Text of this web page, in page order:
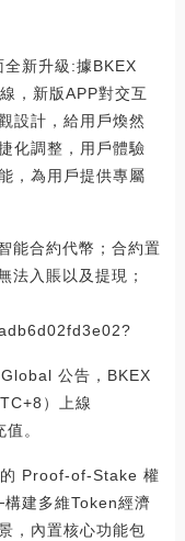
新升級:據BKEX
，新版APP對交互
設計，給用戶煥然
化調整，用戶體驗
，為用戶提供專屬
能合約代幣；合約置
法入賬以及提現；
公告，BKEX
）上線
。
Proof-of-Stake 權
建多維Token經濟
，內置核心功能包